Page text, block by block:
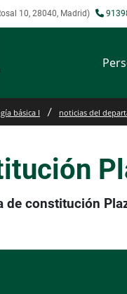
10, 28040, Madrid)
básica I noticias del
de constitución